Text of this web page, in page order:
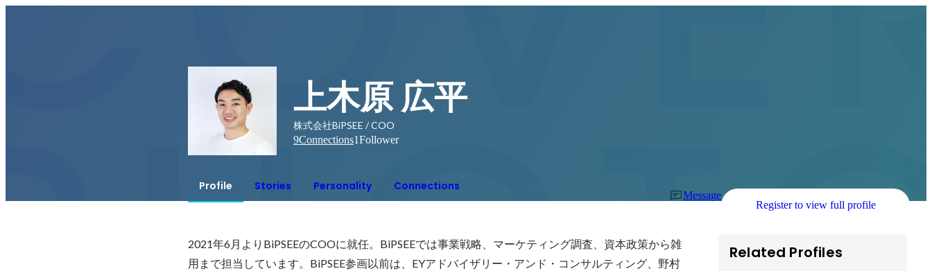
上木原 広平
株式会社BiPSEE / COO
9Connections1Follower
Profile Stories Personality Connections
Message
Register to view full profile
2021年6月よりBiPSEEのCOOに就任。BiPSEEでは事業戦略、マーケティング調査、資本政策から雑
用まで担当しています。BiPSEE参画以前は、EYアドバイザリー・アンド・コンサルティング、野村
Related Profiles